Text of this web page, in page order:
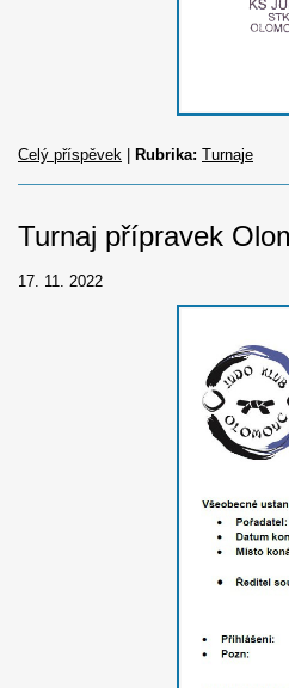
Celý příspěvek Rubrika: Turnaje
Turnaj přípravek
17. 11. 2022